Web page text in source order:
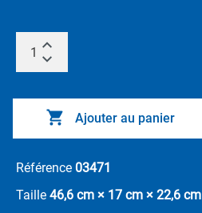
Ajouter au panier
Référence 03471
Taille 46,6 cm × 17 cm × 22,6 cm